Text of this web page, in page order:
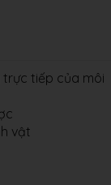
trực tiếp của môi
vật